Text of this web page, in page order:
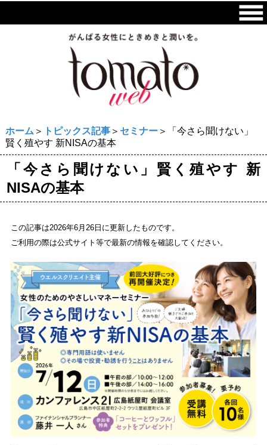
ホーム ＞ トピックス記事＞ セミナー＞「今さら聞けない」
賢く殖やす 新NISAの基本
「今さら聞けない」賢く殖やす 新
NISAの基本
この記事は2026年6月26日に更新したものです。
ご利用の際は公式サイト等で最新の情報を確認してください。